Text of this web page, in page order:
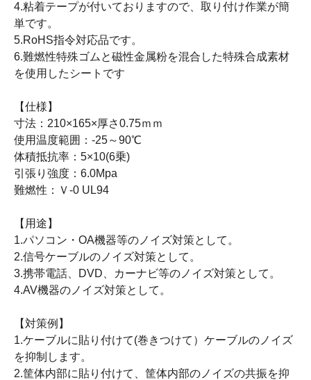
4.粘着テープが付いておりますので、取り付け作業が簡
単です。
5.RoHS指令対応品です。
6.難燃性特殊ゴムと磁性金属粉を混合した特殊合成素材
を使用したシートです
【仕様】
寸法：210×165×厚さ0.75ｍｍ
使用温度範囲：-25～90℃
体積抵抗率：5×10(6乗)
引張り強度：6.0Mpa
難燃性：Ｖ-0 UL94
【用途】
1.パソコン・OA機器等のノイズ対策として。
2.信号ケーブルのノイズ対策として。
3.携帯電話、DVD、カーナビ等のノイズ対策として。
4.AV機器のノイズ対策として。
【対策例】
1.ケーブルに貼り付けて(巻きつけて）ケーブルのノイズ
を抑制します。
2.筐体内部に貼り付けて、筐体内部のノイズの共振を抑